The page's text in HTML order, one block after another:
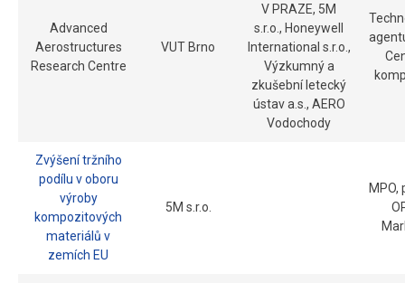
Advanced
Aerostructures
Research Centre
VUT Brno
V PRAZE, 5M
s.r.o., Honeywell
International s.r.o.,
Výzkumný a
zkušební letecký
ústav a.s., AERO
Vodochody
Zvýšení tržního
podílu v oboru
výroby
kompozitových
materiálů v
zemích EU
5M s.r.o.
MPO,